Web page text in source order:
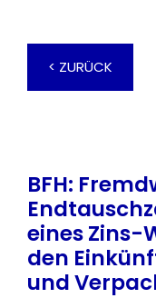
< ZURÜCK
BFH:
eines Zins-
den
und